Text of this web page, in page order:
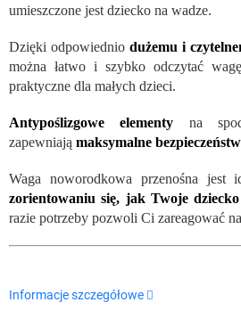
umieszczone jest dziecko na wadze.
Dzięki odpowiednio dużemu i
można łatwo i szybko odczytać
praktyczne dla małych dzieci.
Antypoślizgowe elementy na
zapewniają maksymalne
Waga noworodkowa przenośna jest
zorientowaniu się, jak Twoje
razie potrzeby pozwoli Ci zareagować
Informacje szczegółowe